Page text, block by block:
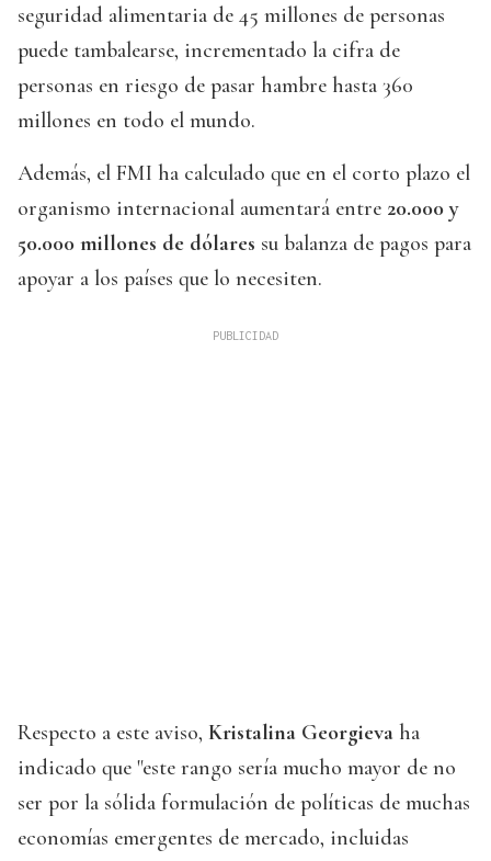
seguridad alimentaria de 45 millones de personas
puede tambalearse, incrementado la cifra de
personas en riesgo de pasar hambre hasta 360
millones en todo el mundo.
Además, el FMI ha calculado que en el corto plazo el
organismo internacional aumentará entre 20.000 y
50.000 millones de dólares su balanza de pagos para
apoyar a los países que lo necesiten.
Respecto a este aviso, Kristalina Georgieva ha
indicado que "este rango sería mucho mayor de no
ser por la sólida formulación de políticas de muchas
economías emergentes de mercado, incluidas